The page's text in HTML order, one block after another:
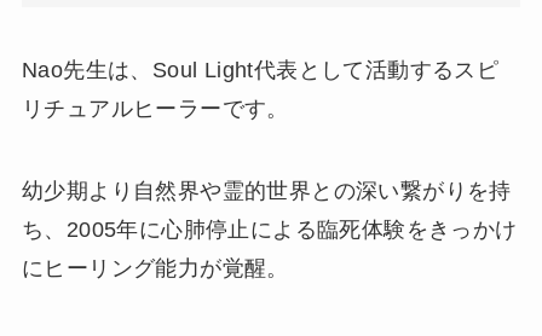
Nao先生は、Soul Light代表として活動するスピ
リチュアルヒーラーです。
幼少期より自然界や霊的世界との深い繋がりを持
ち、2005年に心肺停止による臨死体験をきっかけ
にヒーリング能力が覚醒。